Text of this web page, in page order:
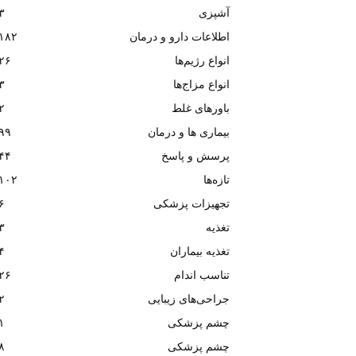
آشپزی
اطلاعات دارو و درمان
۱۸۲
انواع رژیم‌ها
انواع مزاج‌ها
باورهای غلط
بیماری ها و درمان
پرسش و پاسخ
تازه‌ها
۱۰۲
تجهیزات پزشکی
۶
تغذیه
تغذیه بیماران
تناسب اندام
جراحی‌های زیبایی
چشم پزشکی
۱
چشم پزشکی